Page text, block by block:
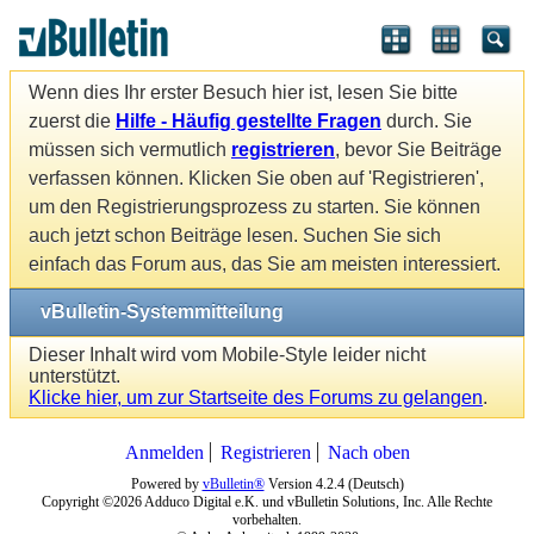
Wenn dies Ihr erster Besuch hier ist, lesen Sie bitte
zuerst die Hilfe - Häufig gestellte Fragen durch. Sie
müssen sich vermutlich registrieren, bevor Sie Beiträge
verfassen können. Klicken Sie oben auf 'Registrieren',
um den Registrierungsprozess zu starten. Sie können
auch jetzt schon Beiträge lesen. Suchen Sie sich
einfach das Forum aus, das Sie am meisten interessiert.
vBulletin-Systemmitteilung
Dieser Inhalt wird vom Mobile-Style leider nicht
unterstützt.
Klicke hier, um zur Startseite des Forums zu gelangen.
Anmelden Registrieren Nach oben
Powered by vBulletin®Version 4.2.4 (Deutsch)
Copyright ©2026 Adduco Digital e.K. und vBulletin Solutions, Inc. Alle Rechte
vorbehalten.